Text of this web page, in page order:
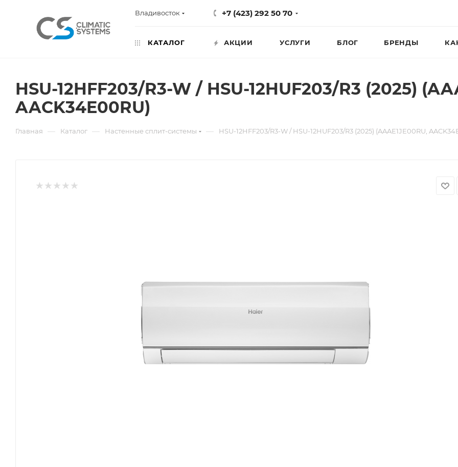
Владивосток +7 (423) 292 50 70
КАТАЛОГ АКЦИИ УСЛУГИ БЛОГ БРЕНДЫ
HSU-12HFF203/R3-W / HSU-12HUF203/R3 (2025)
AACK34E00RU)
Главная — Каталог — Настенные сплит-системы — HSU-12HFF203/R3-W / HSU-12HUF203/R3 (2025) (AAAE1JE00RU,